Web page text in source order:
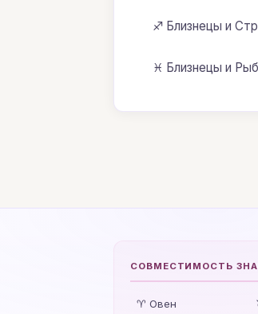
♐ Близнецы и
♓ Близнецы и
СОВМЕСТИМОСТЬ
♈ Овен